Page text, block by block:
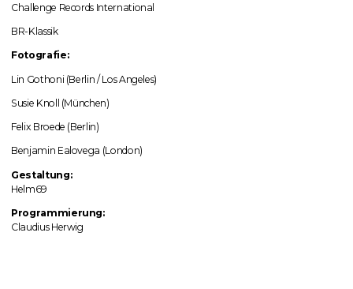
Challenge Records International
BR-Klassik
Fotografie:
Lin Gothoni (Berlin / Los Angeles)
Susie Knoll (München)
Felix Broede (Berlin)
Benjamin Ealovega (London)
Gestaltung:
Helm69
Programmierung:
Claudius Herwig